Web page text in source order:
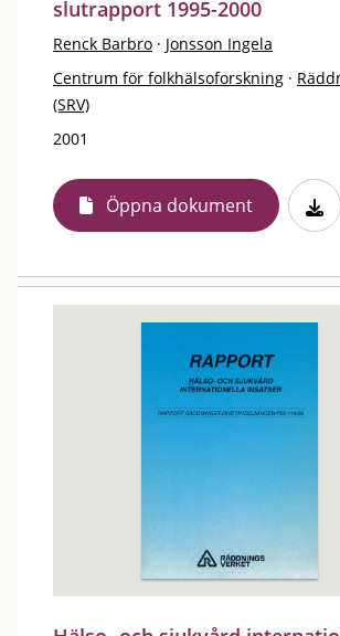
slutrapport 1995-2000
Renck Barbro · Jonsson Ingela
Centrum för folkhälsoforskning ·
(SRV)
2001
Öppna dokument